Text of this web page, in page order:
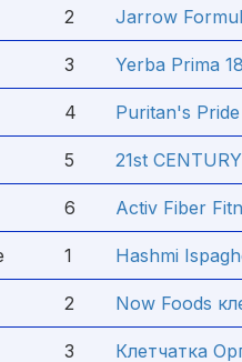
2 Jarrow
3 Yerba Prima
4 Puritan's
5 21st
6 Activ Fiber
1 Hashmi
2 Now Foods
3 Клетчатка